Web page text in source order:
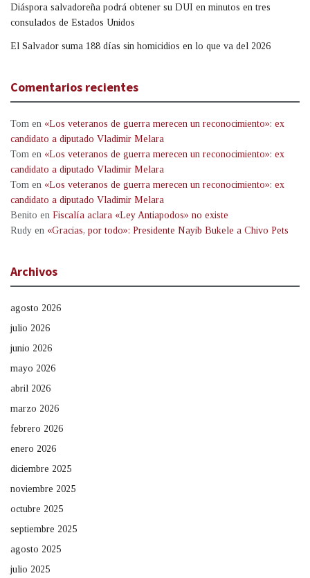
Diáspora salvadoreña podrá obtener su DUI en minutos en tres
consulados de Estados Unidos
El Salvador suma 188 días sin homicidios en lo que va del 2026
Comentarios recientes
Tom en «Los veteranos de guerra merecen un reconocimiento»: ex
candidato a diputado Vladimir Melara
Tom en «Los veteranos de guerra merecen un reconocimiento»: ex
candidato a diputado Vladimir Melara
Tom en «Los veteranos de guerra merecen un reconocimiento»: ex
candidato a diputado Vladimir Melara
Benito en Fiscalía aclara «Ley Antiapodos» no existe
Rudy en «Gracias, por todo»: Presidente Nayib Bukele a Chivo Pets
Archivos
agosto 2026
julio 2026
junio 2026
mayo 2026
abril 2026
marzo 2026
febrero 2026
enero 2026
diciembre 2025
noviembre 2025
octubre 2025
septiembre 2025
agosto 2025
julio 2025